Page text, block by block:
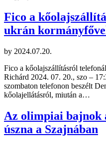
Fico a
ukrán
by 2024.07.20.
Fico a kőolajszállításról
Richárd 2024. 07. 20., szo –
szombaton telefonon beszélt
kőolajellátásról, miután a…
Az olimpiai
úszna a Szajnában